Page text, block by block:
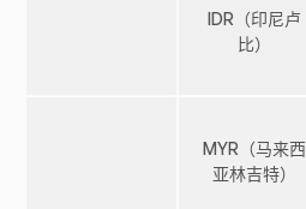
IDR（印尼卢
比）
MYR（马来西
亚林吉特）